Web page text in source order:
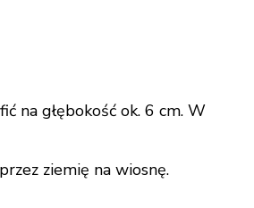
na głębokość ok. 6 cm. W
ziemię na wiosnę.